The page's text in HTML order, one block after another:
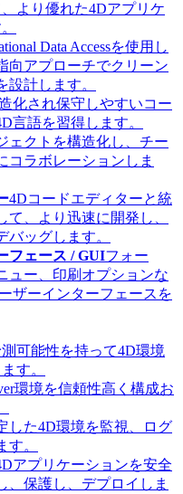
より優れた4Dアプリケ
Data Accessを使用し
向アプローチでクリーン
設計します。
化され保守しやすいコー
言語を習得します。
ェクトを構造化し、チー
コラボレーションしま
4Dコードエディターと統
て、より迅速に開発し、
バッグします。
フェース / GUIフォー
ュー、印刷オプションな
ザーインターフェースを
可能性を持って4D環境
す。
環境を信頼性高く構成お
した4D環境を監視、ログ
す。
アプリケーションを安全
、保護し、デプロイしま